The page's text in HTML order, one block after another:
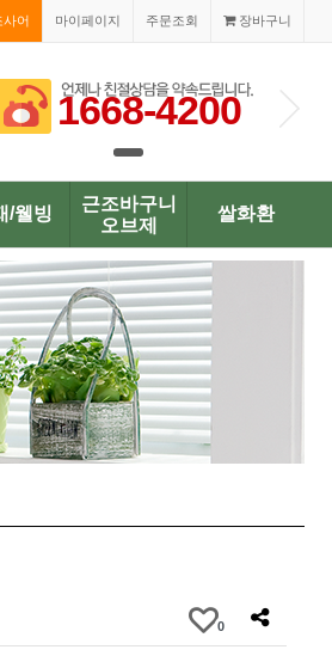
장바구니
주문조회
마이페이지
사어
1668-4200
/웰빙
근조바구니
오브제
쌀화환
0